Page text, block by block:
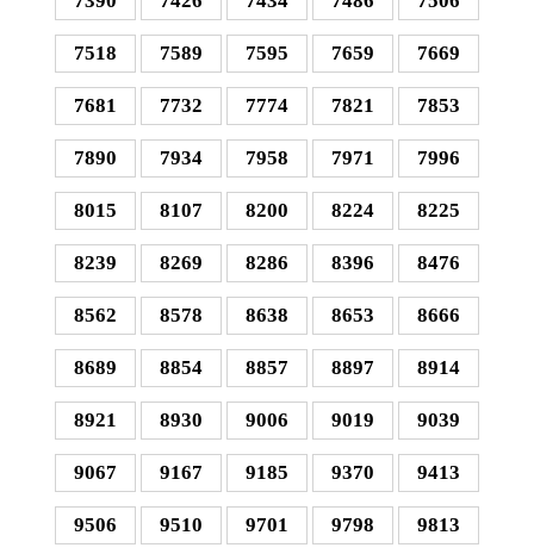
7518 7589 7595 7659 7669
7681 7732 7774 7821 7853
7890 7934 7958 7971 7996
8015 8107 8200 8224 8225
8239 8269 8286 8396 8476
8562 8578 8638 8653 8666
8689 8854 8857 8897 8914
8921 8930 9006 9019 9039
9067 9167 9185 9370 9413
9506 9510 9701 9798 9813